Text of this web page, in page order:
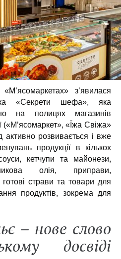
зʼявилася
«Секрети шефа», яка
на полицях магазинів
(«М’ясомаркет», «Їжа Свіжа»
розвивається і вже
продукції в кількох
кетчупи та майонези,
олія, приправи,
страви та товари для
продуктів, зокрема для
– нове слово
досвіді